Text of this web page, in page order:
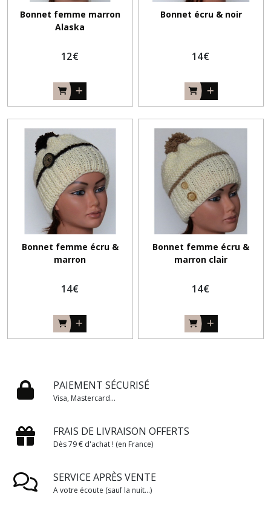
Bonnet femme marron
Alaska
12€
Bonnet écru & noir
14€
Bonnet femme écru &
marron
14€
Bonnet femme écru &
marron clair
14€
PAIEMENT SÉCURISÉ
Visa, Mastercard...
FRAIS DE LIVRAISON OFFERTS
Dès 79 € d'achat ! (en France)
SERVICE APRÈS VENTE
A votre écoute (sauf la nuit...)